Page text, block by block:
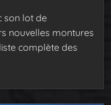
son lot de
nouvelles montures
complète des